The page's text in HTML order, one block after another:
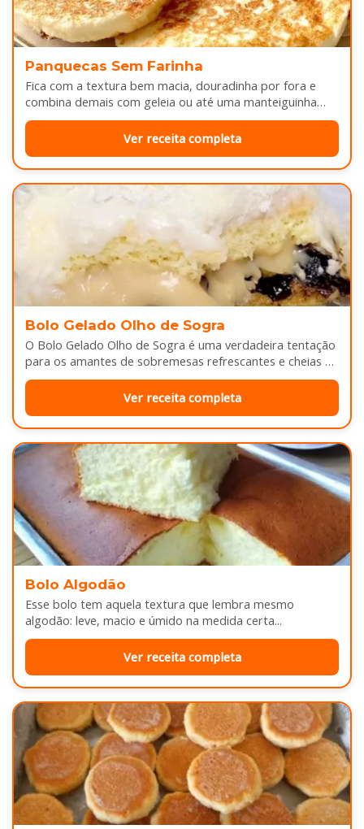
Panquecas Sem Farinha
Fica com a textura bem macia, douradinha por fora e
combina demais com geleia ou até uma manteiguinha
derretendo por cima...
Ver receita completa
Bolo Gelado Olho de Sogra
O Bolo Gelado Olho de Sogra é uma verdadeira tentação
para os amantes de sobremesas refrescantes e cheias de
sabor...
Ver receita completa
Bolo Algodão
Esse bolo tem aquela textura que lembra mesmo
algodão: leve, macio e úmido na medida certa...
Ver receita completa